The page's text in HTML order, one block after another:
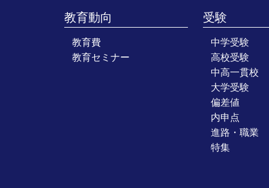
教育動向
教育費
教育セミナー
受験
中学受験
高校受験
中高一貫校
大学受験
偏差値
内申点
進路・職業
特集